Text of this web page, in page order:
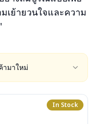
เย้ายวนใจและความ
ามาใหม่
In Stock